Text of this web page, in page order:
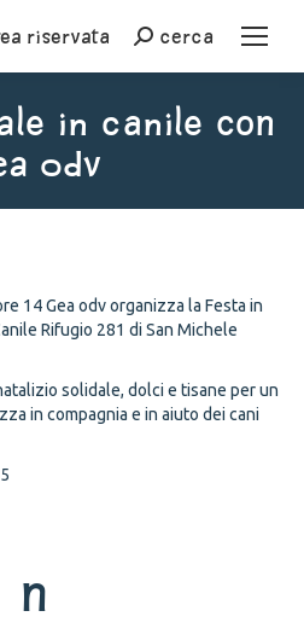
riservata Cercacerca
in Canile con
odv
14 Gea odv organizza la Festa in
Rifugio 281 di San Michele
solidale, dolci e tisane per un
in compagnia e in aiuto dei cani
n